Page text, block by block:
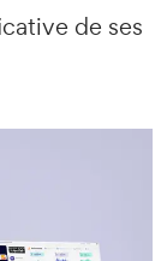
de ses